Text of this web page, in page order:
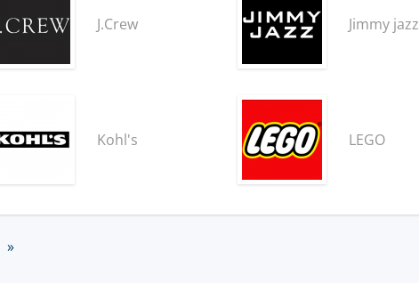
J.Crew Jimmy jazz
Kohl's LEGO
»